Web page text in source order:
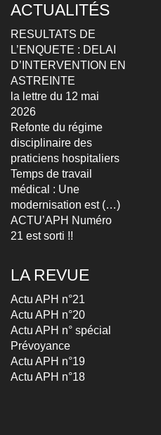
ACTUALITÉS
RESULTATS DE
L’ENQUETE : DELAI
D’INTERVENTION EN
ASTREINTE
la lettre du 12 mai
2026
Refonte du régime
disciplinaire des
praticiens hospitaliers
Temps de travail
médical : Une
modernisation est (…)
ACTU’APH Numéro
21 est sorti !!
LA REVUE
Actu APH n°21
Actu APH n°20
Actu APH n° spécial
Prévoyance
Actu APH n°19
Actu APH n°18